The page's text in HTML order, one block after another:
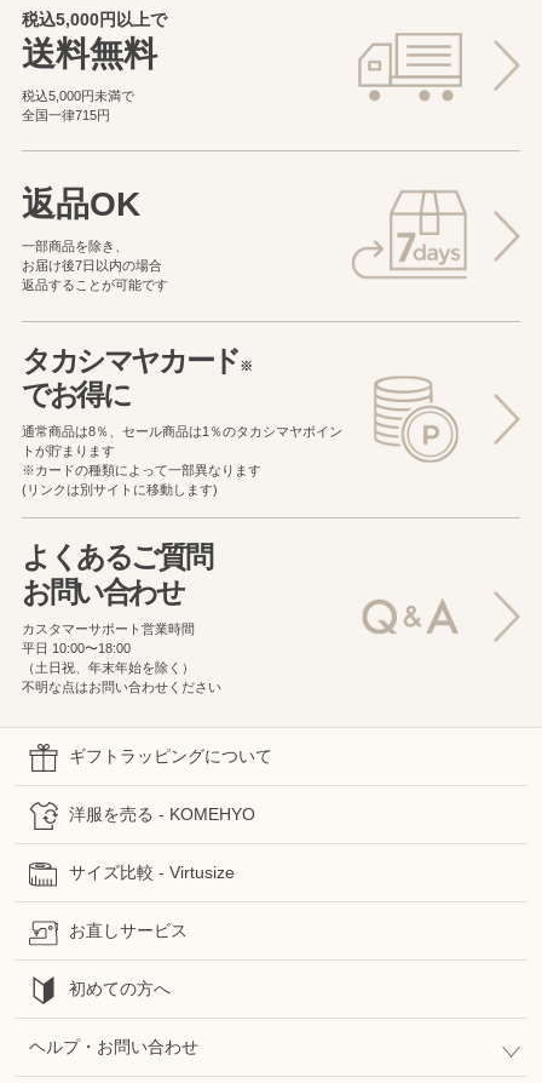
税込5,000円以上で
送料無料
税込5,000円未満で
全国一律715円
返品OK
一部商品を除き、
お届け後7日以内の場合
返品することが可能です
タカシマヤカード※
でお得に
通常商品は8％、セール商品は1％のタカシマヤポイン
トが貯まります
※カードの種類によって一部異なります
(リンクは別サイトに移動します)
よくあるご質問
お問い合わせ
カスタマーサポート営業時間
平日 10:00〜18:00
（土日祝、年末年始を除く）
不明な点はお問い合わせください
ギフトラッピングについて
洋服を売る - KOMEHYO
サイズ比較 - Virtusize
お直しサービス
初めての方へ
ヘルプ・お問い合わせ